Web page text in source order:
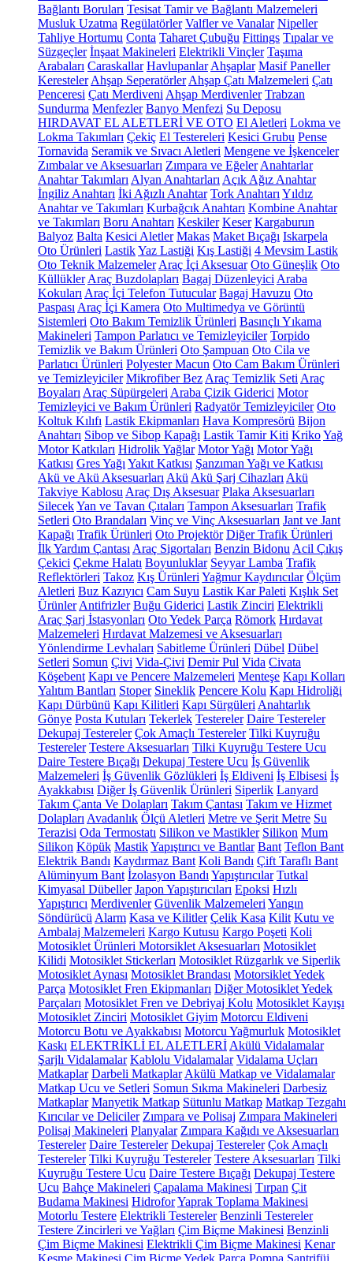
Bağlantı Boruları Tesisat Tamir ve Bağlantı Malzemeleri
Musluk Uzatma Regülatörler Valfler ve Vanalar Nipeller
Tahliye Hortumu Conta Taharet Çubuğu Fittings Tıpalar ve
Süzgeçler İnşaat Makineleri Elektrikli Vinçler Taşıma
Arabaları Caraskallar Havlupanlar Ahşaplar Masif Paneller
Keresteler Ahşap Seperatörler Ahşap Çatı Malzemeleri Çatı
Penceresi Çatı Merdiveni Ahşap Merdivenler Trabzan
Sundurma Menfezler Banyo Menfezi Su Deposu
HIRDAVAT EL ALETLERİ VE OTO El Aletleri Lokma ve
Lokma Takımları Çekiç El Testereleri Kesici Grubu Pense
Tornavida Seramik ve Sıvacı Aletleri Mengene ve İşkenceler
Zımbalar ve Aksesuarları Zımpara ve Eğeler Anahtarlar
Anahtar Takımları Alyan Anahtarları Açık Ağız Anahtar
İngiliz Anahtarı İki Ağızlı Anahtar Tork Anahtarı Yıldız
Anahtar ve Takımları Kurbağcık Anahtarı Kombine Anahtar
ve Takımları Boru Anahtarı Keskiler Keser Kargaburun
Balyoz Balta Kesici Aletler Makas Maket Bıçağı Iskarpela
Oto Ürünleri LastikYaz Lastiği Kış Lastiği 4 Mevsim Lastik
Oto Teknik Malzemeler Araç İçi Aksesuar Oto Güneşlik Oto
Küllükler Araç Buzdolapları Bagaj Düzenleyici Araba
Kokuları Araç İçi Telefon Tutucular Bagaj Havuzu Oto
Paspası Araç İçi Kamera Oto Multimedya ve Görüntü
Sistemleri Oto Bakım Temizlik Ürünleri Basınçlı Yıkama
Makineleri Tampon Parlatıcı ve Temizleyiciler Torpido
Temizlik ve Bakım Ürünleri Oto Şampuan Oto Cila ve
Parlatıcı Ürünleri Polyester Macun Oto Cam Bakım Ürünleri
ve Temizleyiciler Mikrofiber Bez Araç Temizlik Seti Araç
Boyaları Araç Süpürgeleri Araba Çizik Giderici Motor
Temizleyici ve Bakım Ürünleri Radyatör Temizleyiciler Oto
Koltuk Kılıfı Lastik Ekipmanları Hava Kompresörü Bijon
Anahtarı Sibop ve Sibop Kapağı Lastik Tamir Kiti KrikoYağ
Motor Katkıları Hidrolik Yağlar Motor Yağı Motor Yağı
Katkısı Gres Yağı Yakıt Katkısı Şanzıman Yağı ve Katkısı
Akü ve Akü Aksesuarları Akü Akü Şarj Cihazları Akü
Takviye Kablosu Araç Dış Aksesuar Plaka Aksesuarları
SilecekYan ve Tavan Çıtaları Tampon Aksesuarları Trafik
Setleri Oto Brandaları Vinç ve Vinç Aksesuarları Jant ve Jant
Kapağı Trafik Ürünleri Oto Projektör Diğer Trafik Ürünleri
İlk Yardım Çantası Araç Sigortaları Benzin Bidonu Acil Çıkış
Çekici Çekme Halatı Boyunluklar Seyyar Lamba Trafik
Reflektörleri Takoz Kış Ürünleri Yağmur Kaydırıcılar Ölçüm
Aletleri Buz Kazıyıcı Cam Suyu Lastik Kar Paleti Kışlık Set
Ürünler Antifrizler Buğu Giderici Lastik Zinciri Elektrikli
Araç Şarj İstasyonları Oto Yedek Parça Römork Hırdavat
Malzemeleri Hırdavat Malzemesi ve Aksesuarları
Yönlendirme Levhaları Sabitleme Ürünleri Dübel Dübel
Setleri Somun Çivi Vida-Çivi Demir Pul Vida Civata
Köşebent Kapı ve Pencere Malzemeleri Menteşe Kapı Kolları
Yalıtım Bantları Stoper Sineklik Pencere Kolu Kapı Hidroliği
Kapı Dürbünü Kapı Kilitleri Kapı Sürgüleri Anahtarlık
Gönye Posta Kutuları Tekerlek Testereler Daire Testereler
Dekupaj Testereler Çok Amaçlı Testereler Tilki Kuyruğu
Testereler Testere Aksesuarları Tilki Kuyruğu Testere Ucu
Daire Testere Bıçağı Dekupaj Testere Ucu İş Güvenlik
Malzemeleri İş Güvenlik Gözlükleri İş Eldiveni İş Elbisesi İş
Ayakkabısı Diğer İş Güvenlik Ürünleri Siperlik Lanyard
Takım Çanta Ve Dolapları Takım Çantası Takım ve Hizmet
Dolapları Avadanlık Ölçü Aletleri Metre ve Şerit Metre Su
Terazisi Oda Termostatı Silikon ve Mastikler Silikon Mum
Silikon Köpük MastikYapıştırıcı ve Bantlar Bant Teflon Bant
Elektrik Bandı Kaydırmaz Bant Koli Bandı Çift Taraflı Bant
Alüminyum Bant İzolasyon Bandı Yapıştırıcılar Tutkal
Kimyasal Dübeller Japon Yapıştırıcıları Epoksi Hızlı
Yapıştırıcı Merdivenler Güvenlik Malzemeleri Yangın
Söndürücü Alarm Kasa ve Kilitler Çelik Kasa Kilit Kutu ve
Ambalaj Malzemeleri Kargo Kutusu Kargo Poşeti Koli
Motosiklet Ürünleri Motorsiklet Aksesuarları Motosiklet
Kilidi Motosiklet Stickerları Motosiklet Rüzgarlık ve Siperlik
Motosiklet Aynası Motosiklet Brandası Motorsiklet Yedek
Parça Motosiklet Fren Ekipmanları Diğer Motosiklet Yedek
Parçaları Motosiklet Fren ve Debriyaj Kolu Motosiklet Kayışı
Motosiklet Zinciri Motosiklet Giyim Motorcu Eldiveni
Motorcu Botu ve Ayakkabısı Motorcu Yağmurluk Motosiklet
Kaskı ELEKTRİKLİ EL ALETLERİ Akülü Vidalamalar
Şarjlı Vidalamalar Kablolu Vidalamalar Vidalama Uçları
Matkaplar Darbeli Matkaplar Akülü Matkap ve Vidalamalar
Matkap Ucu ve Setleri Somun Sıkma Makineleri Darbesiz
Matkaplar Manyetik Matkap Sütunlu Matkap Matkap Tezgahı
Kırıcılar ve Deliciler Zımpara ve Polisaj Zımpara Makineleri
Polisaj Makineleri Planyalar Zımpara Kağıdı ve Aksesuarları
Testereler Daire Testereler Dekupaj Testereler Çok Amaçlı
Testereler Tilki Kuyruğu Testereler Testere Aksesuarları Tilki
Kuyruğu Testere Ucu Daire Testere Bıçağı Dekupaj Testere
Ucu Bahçe Makineleri Çapalama Makinesi Tırpan Çit
Budama Makinesi HidroforYaprak Toplama Makinesi
Motorlu Testere Elektrikli Testereler Benzinli Testereler
Testere Zincirleri ve Yağları Çim Biçme Makinesi Benzinli
Çim Biçme Makinesi Elektrikli Çim Biçme Makinesi Kenar
Kesme Makinesi Çim Biçme Yedek Parça Pompa Santrifüj